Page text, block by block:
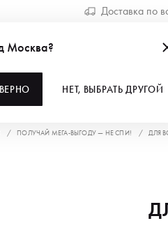
Доставка по
Москва?
НЕТ, ВЫБРАТЬ ДРУГОЙ
ПОЛУЧАЙ МЕГА-ВЫГОДУ — НЕ СПИ! ДЛЯ